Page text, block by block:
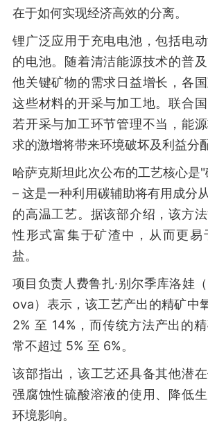
在于如何实现经济高效的分离。
锂广泛应用于充电电池，包括电
的电池。随着清洁能源技术的普
他关键矿物的需求日益增长，各
这些材料的开采与加工地。联合国
若开采与加工环节管理不当，能
求的激增将带来环境破坏及利益分
哈萨克斯坦此次公布的工艺核心是
– 这是一种利用碳辅助将有用成分
的高温工艺。据该部介绍，该方
性形式富集于矿渣中，从而更易
盐。
项目负责人费鲁扎·别尔季库洛娃
ova）表示，该工艺产出的精矿中
2% 至 14%，而传统方法产出的
常不超过 5% 至 6%。
该部指出，该工艺还具备其他潜
强腐蚀性硫酸溶液的使用、降低
环境影响。